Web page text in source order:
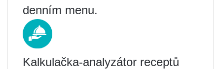
denním menu.
Kalkulačka-analyzátor receptů